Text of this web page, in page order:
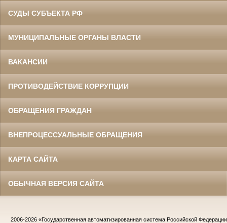
СУДЫ СУБЪЕКТА РФ
МУНИЦИПАЛЬНЫЕ ОРГАНЫ ВЛАСТИ
ВАКАНСИИ
ПРОТИВОДЕЙСТВИЕ КОРРУПЦИИ
ОБРАЩЕНИЯ ГРАЖДАН
ВНЕПРОЦЕССУАЛЬНЫЕ ОБРАЩЕНИЯ
КАРТА САЙТА
ОБЫЧНАЯ ВЕРСИЯ САЙТА
2006-2026 «Государственная автоматизированная система Российской